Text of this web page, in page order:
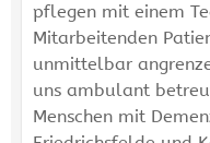
pflegen mit einem
Mitarbeitenden
unmittelbar
uns ambulant
Menschen mit